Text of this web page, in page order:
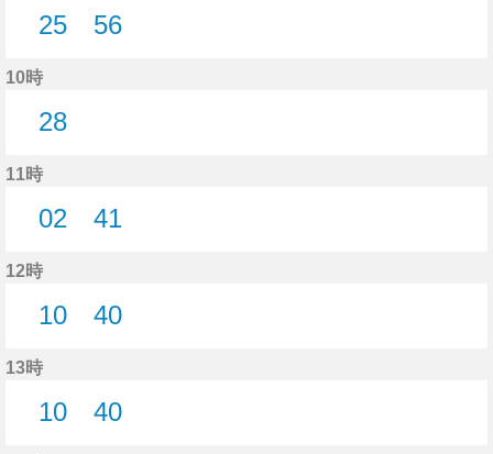
25
56
10時
28
11時
02
41
12時
10
40
13時
10
40